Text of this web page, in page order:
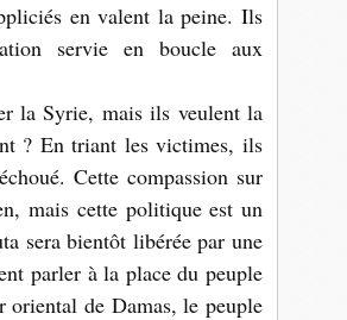
en valent la peine. Ils
servie en boucle aux
la Syrie, mais ils veulent la
? En triant les victimes, ils
Cette compassion sur
mais cette politique est un
sera bientôt libérée par une
parler à la place du peuple
oriental de Damas, le peuple